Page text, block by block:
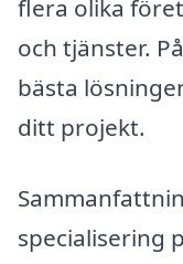
flera olika
och tjänster.
bästa
ditt projekt.
specialisering